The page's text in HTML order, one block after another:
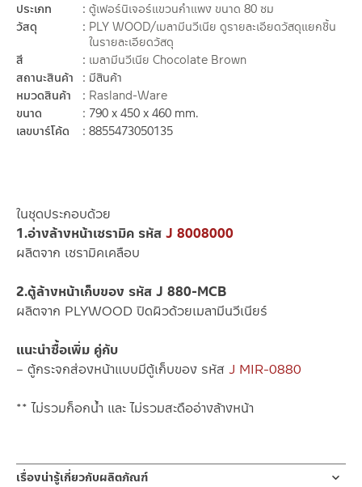
ในชุดประกอบด้วย
1.อ่างล้างหน้าเซรามิค รหัส J 8008000
ผลิตจาก เซรามิคเคลือบ
2.ตู้ล้างหน้าเก็บของ รหัส J 880-MCB
ผลิตจาก PLYWOOD ปิดผิวด้วยเมลามีนวีเนียร์
แนะนำซื้อเพิ่ม คู่กับ
– ตู้กระจกส่องหน้าแบบมีตู้เก็บของ รหัส J MIR-0880
** ไม่รวมก็อกน้ำ และ ไม่รวมสะดืออ่างล้างหน้า
ประเภท
ตู้เฟอร์นิเจอร์แขวนกำแพง ขนาด 80 ซม
วัสดุ
PLY WOOD/เมลามีนวีเนีย ดูรายละเอียดวัสดุแยกชิ้น
ในรายละเอียดวัสดุ
สี
เมลามีนวีเนีย Chocolate Brown
สถานะสินค้า
มีสินค้า
หมวดสินค้า
Rasland-Ware
ขนาด
790 x 450 x 460 mm.
เลขบาร์โค้ด
8855473050135
เรื่องน่ารู้เกี่ยวกับผลิตภัณฑ์